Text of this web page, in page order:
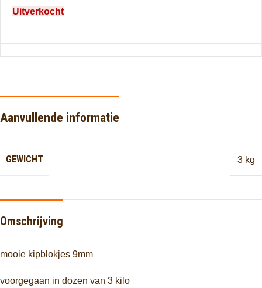
Uitverkocht
Aanvullende informatie
GEWICHT 3 kg
Omschrijving
mooie kipblokjes 9mm
voorgegaan in dozen van 3 kilo